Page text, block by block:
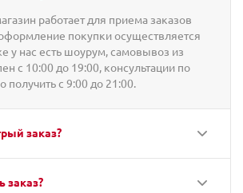
работает для приема заказов
покупки осуществляется
у нас есть шоурум, самовывоз из
с 10:00 до 19:00, консультации по
с 9:00 до 21:00.
заказ?
заказ?